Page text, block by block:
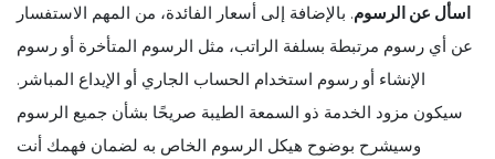
اسأل عن الرسوم. بالإضافة إلى أسعار الفائدة، من المهم الاستفسار
عن أي رسوم مرتبطة بسلفة الراتب، مثل الرسوم المتأخرة أو رسوم
الإنشاء أو رسوم استخدام الحساب الجاري أو الإيداع المباشر.
سيكون مزود الخدمة ذو السمعة الطيبة صريحًا بشأن جميع الرسوم
وسيشرح بوضوح هيكل الرسوم الخاص به لضمان فهمك أنت